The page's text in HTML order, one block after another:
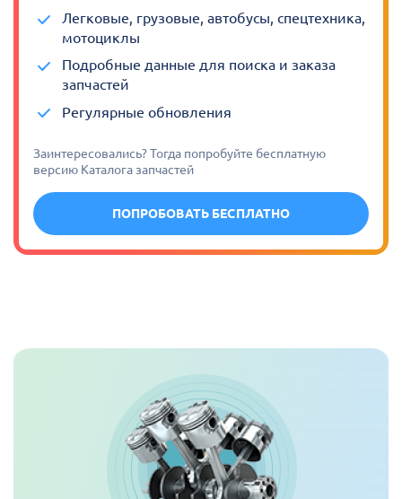
Легковые, грузовые, автобусы, спецтехника,
мотоциклы
Подробные данные для поиска и заказа
запчастей
Регулярные обновления
Заинтересовались? Тогда попробуйте бесплатную
версию Каталога запчастей
ПОПРОБОВАТЬ БЕСПЛАТНО